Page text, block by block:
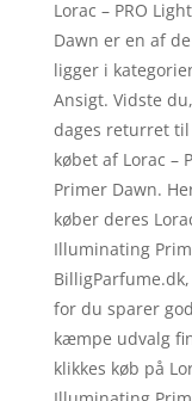
Lorac – PRO
Dawn er en af
ligger i
Ansigt. Vidste
dages returret
købet af Lorac –
Primer Dawn.
køber deres
Illuminating
for du sparer
kæmpe udvalg
klikkes køb på